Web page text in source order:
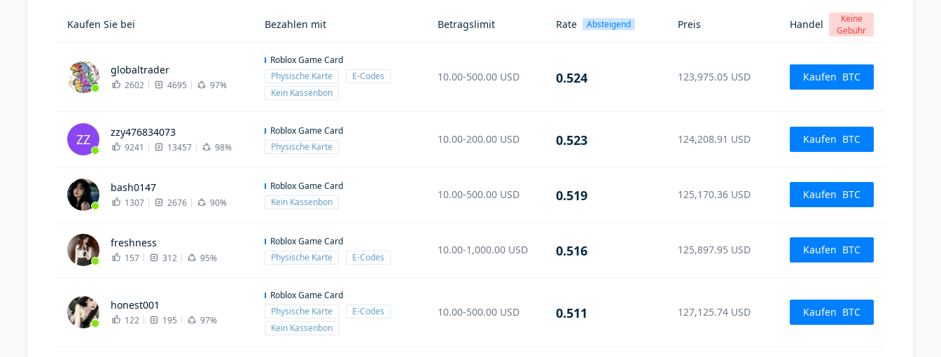
Kaufen Sie bei Bezahlen mit Betragslimit Rate Absteigend Preis Handel
Keine
Gebühr
globaltrader
2602 4695 97%
Roblox Game Card
Physische Karte
E-Codes
Kein Kassenbon
10.00-500.00 USD 0.524 123,975.05 USD Kaufen BTC
ZZ zzy476834073
9241 13457 98%
Roblox Game Card
Physische Karte
10.00-200.00 USD 0.523 124,208.91 USD Kaufen BTC
bash0147
1307 2676 90%
Roblox Game Card
Kein Kassenbon
10.00-500.00 USD 0.519 125,170.36 USD Kaufen BTC
freshness
157 312 95%
Roblox Game Card
Physische Karte
E-Codes
10.00-1,000.00 USD 0.516 125,897.95 USD Kaufen BTC
honest001
122 195 97%
Roblox Game Card
Physische Karte
E-Codes
Kein Kassenbon
10.00-500.00 USD 0.511 127,125.74 USD Kaufen BTC